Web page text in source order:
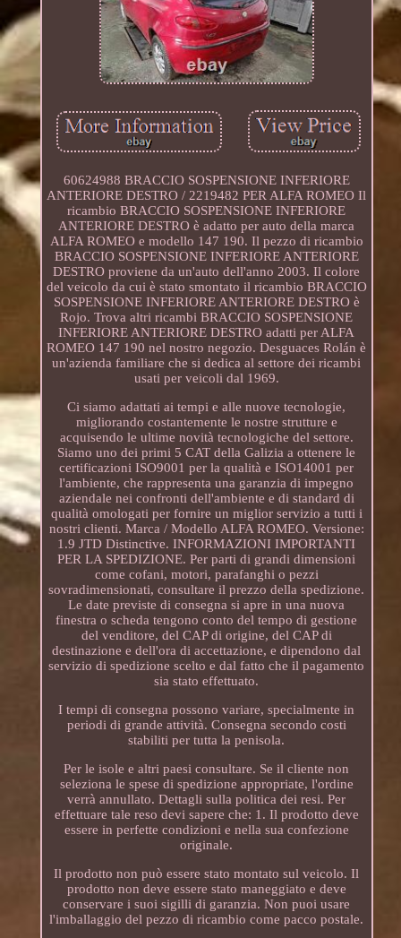
60624988 BRACCIO SOSPENSIONE INFERIORE
ANTERIORE DESTRO / 2219482 PER ALFA ROMEO Il
ricambio BRACCIO SOSPENSIONE INFERIORE
ANTERIORE DESTRO è adatto per auto della marca
ALFA ROMEO e modello 147 190. Il pezzo di ricambio
BRACCIO SOSPENSIONE INFERIORE ANTERIORE
DESTRO proviene da un'auto dell'anno 2003. Il colore
del veicolo da cui è stato smontato il ricambio BRACCIO
SOSPENSIONE INFERIORE ANTERIORE DESTRO è
Rojo. Trova altri ricambi BRACCIO SOSPENSIONE
INFERIORE ANTERIORE DESTRO adatti per ALFA
ROMEO 147 190 nel nostro negozio. Desguaces Rolán è
un'azienda familiare che si dedica al settore dei ricambi
usati per veicoli dal 1969.
Ci siamo adattati ai tempi e alle nuove tecnologie,
migliorando costantemente le nostre strutture e
acquisendo le ultime novità tecnologiche del settore.
Siamo uno dei primi 5 CAT della Galizia a ottenere le
certificazioni ISO9001 per la qualità e ISO14001 per
l'ambiente, che rappresenta una garanzia di impegno
aziendale nei confronti dell'ambiente e di standard di
qualità omologati per fornire un miglior servizio a tutti i
nostri clienti. Marca / Modello ALFA ROMEO. Versione:
1.9 JTD Distinctive. INFORMAZIONI IMPORTANTI
PER LA SPEDIZIONE. Per parti di grandi dimensioni
come cofani, motori, parafanghi o pezzi
sovradimensionati, consultare il prezzo della spedizione.
Le date previste di consegna si apre in una nuova
finestra o scheda tengono conto del tempo di gestione
del venditore, del CAP di origine, del CAP di
destinazione e dell'ora di accettazione, e dipendono dal
servizio di spedizione scelto e dal fatto che il pagamento
sia stato effettuato.
I tempi di consegna possono variare, specialmente in
periodi di grande attività. Consegna secondo costi
stabiliti per tutta la penisola.
Per le isole e altri paesi consultare. Se il cliente non
seleziona le spese di spedizione appropriate, l'ordine
verrà annullato. Dettagli sulla politica dei resi. Per
effettuare tale reso devi sapere che: 1. Il prodotto deve
essere in perfette condizioni e nella sua confezione
originale.
Il prodotto non può essere stato montato sul veicolo. Il
prodotto non deve essere stato maneggiato e deve
conservare i suoi sigilli di garanzia. Non puoi usare
l'imballaggio del pezzo di ricambio come pacco postale.